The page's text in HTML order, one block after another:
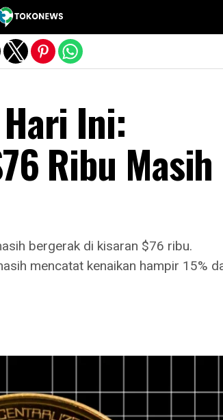
Ini:
Ribu Masih
bergerak di kisaran $76 ribu.
mencatat kenaikan hampir 15%
mobile version